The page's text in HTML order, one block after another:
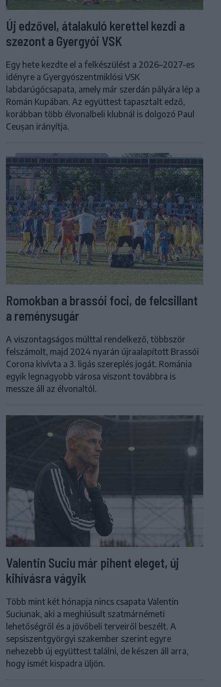
Új edzővel, átalakuló kerettel kezdi a
szezont a Gyergyói VSK
Egy hete kezdte el a felkészülést a 2026–2027-es
idényre a Gyergyószentmiklósi VSK
labdarúgócsapata, amely már szerdán pályára lép a
Román Kupában. Az együttest tapasztalt edző,
korábban több élvonalbeli klubnál is dolgozó Paul
Ceușan irányítja.
Romokban a brassói foci, de felcsillant
a reménysugár
A viszontagságos múlttal rendelkező, többször
felszámolt, majd 2024 nyarán újraalapított Brassói
Corona kivívta a 3. ligás szereplés jogát. Románia
egyik legnagyobb városa viszont továbbra is
messze áll az élvonaltól.
Valentin Suciu már pihent eleget, új
kihívásra vágyik
Több mint két hónapja nincs csapata Valentin
Suciunak, aki a meghiúsult szatmárnémeti
lehetőségről és a jövőbeli terveiről beszélt. A
sepsiszentgyörgyi szakember szerint egyre
nehezebb új együttest találni, de készen áll arra,
hogy ismét kispadra üljön.